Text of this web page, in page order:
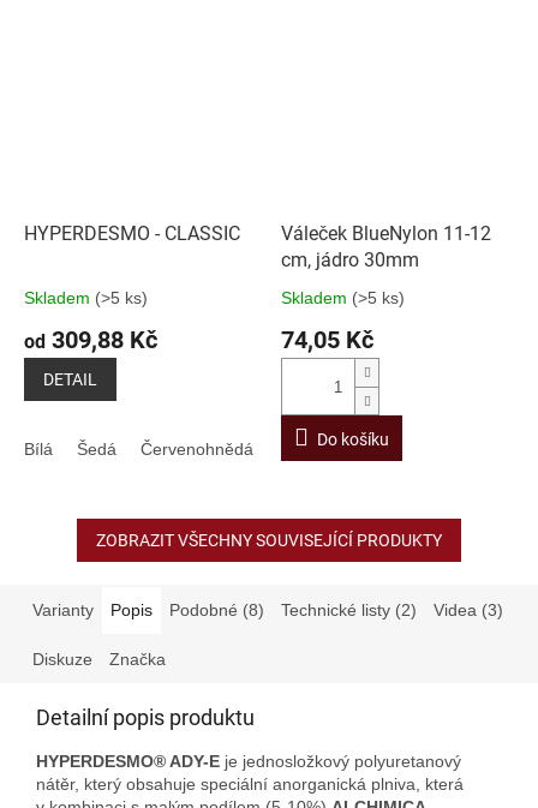
HYPERDESMO - CLASSIC
Skladem (>5 ks)
od 309,88 Kč
DETAIL
Bílá Šedá Červenohnědá
Váleček BlueNylon 11-12
cm, jádro 30mm
Skladem (>5 ks)
74,05 Kč
Do košíku
ZOBRAZIT VŠECHNY SOUVISEJÍCÍ PRODUKTY
Varianty Popis Podobné (8) Technické listy (2) Videa (3)
Diskuze Značka
Detailní popis produktu
HYPERDESMO®ADY-E je jednosložkový polyuretanový
nátěr, který obsahuje speciální anorganická plniva, která